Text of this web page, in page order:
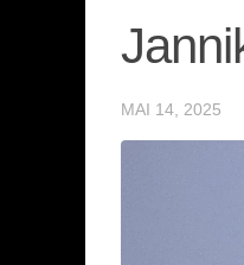
MAI 14, 2025